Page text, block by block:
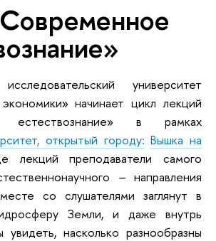
университет
начинает цикл лекций
естествознание» в рамках
открытый городу: Вышка на
преподаватели самого
–направления
со слушателями заглянут в
Земли, и даже внутрь
увидеть, насколько разнообразны